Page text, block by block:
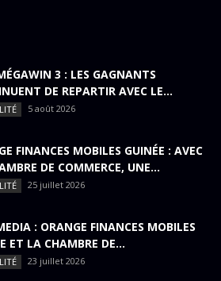
3 : LES GAGNANTS
DE REPARTIR AVEC LE...
5 août 2026
FINANCES MOBILES GUINÉE : AVEC
DE COMMERCE, UNE...
25 juillet 2026
: ORANGE FINANCES MOBILES
ET LA CHAMBRE DE...
23 juillet 2026